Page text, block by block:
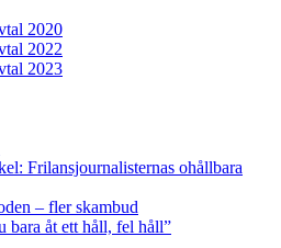
2020
2022
2023
Frilansjournalisternas ohållbara
– fler skambud
bara åt ett håll, fel håll”